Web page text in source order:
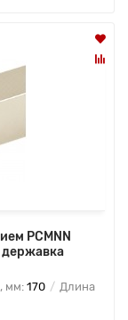
PCMNN
державка
мм:170
Длина